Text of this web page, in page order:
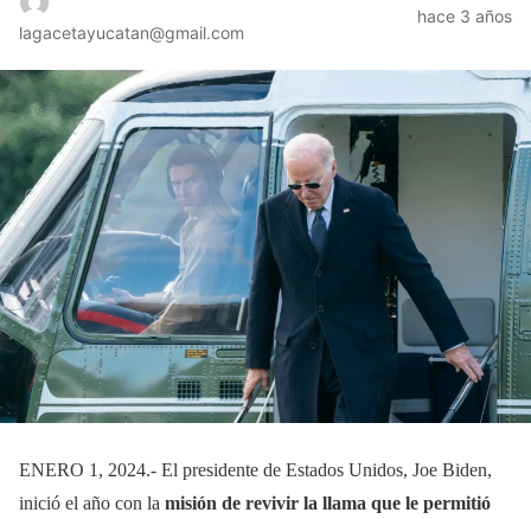
lagacetayucatan@gmail.com
hace 3 años
ENERO 1, 2024.- El presidente de Estados Unidos, Joe Biden,
inició el año con la misión de revivir la llama que le permitió